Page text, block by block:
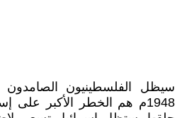
سيظل الفلسطينيون
1948م هم الخطر الأكبر